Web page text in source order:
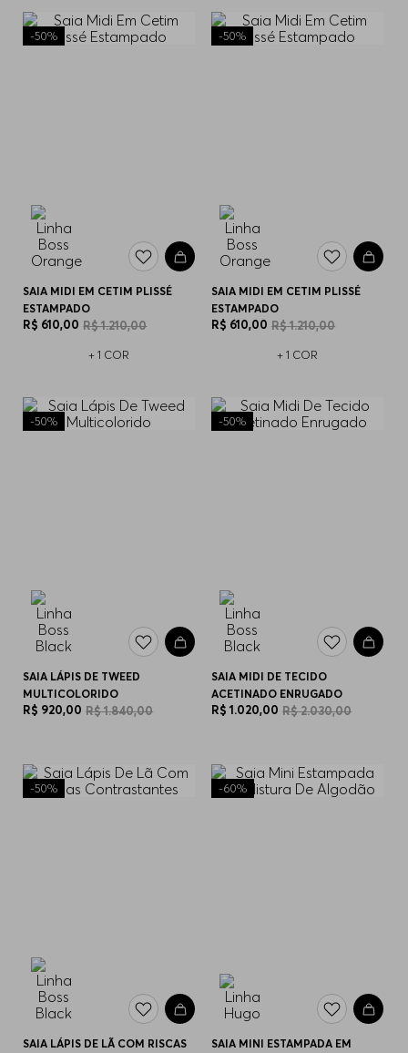
-50%
SAIA MIDI EM CETIM PLISSÉ
ESTAMPADO
R$ 610,00 R$1.210,00
+ 1 COR
-50%
SAIA MIDI EM CETIM PLISSÉ
ESTAMPADO
R$ 610,00 R$1.210,00
+ 1 COR
-50%
SAIA LÁPIS DE TWEED
MULTICOLORIDO
R$ 920,00 R$1.840,00
-50%
SAIA MIDI DE TECIDO
ACETINADO ENRUGADO
R$ 1.020,00 R$2.030,00
-50%
SAIA LÁPIS DE LÃ COM RISCAS
-60%
SAIA MINI ESTAMPADA EM